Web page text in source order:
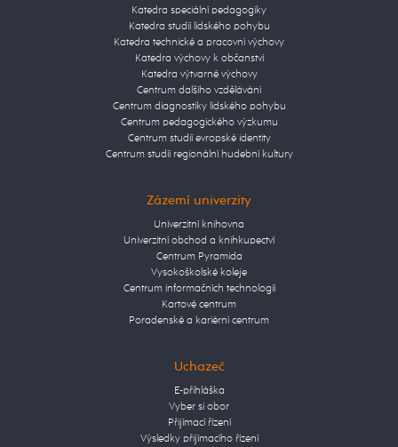
Katedra speciální pedagogiky
Katedra studií lidského pohybu
Katedra technické a pracovní výchovy
Katedra výchovy k občanství
Katedra výtvarné výchovy
Centrum dalšího vzdělávání
Centrum diagnostiky lidského pohybu
Centrum pedagogického výzkumu
Centrum studií evropské identity
Centrum studií regionální hudební kultury
Zázemí univerzity
Univerzitní knihovna
Univerzitní obchod a knihkupectví
Centrum Pyramida
Vysokoškolské koleje
Centrum informačních technologií
Kartové centrum
Poradenské a kariérní centrum
Uchazeč
E-přihláška
Vyber si obor
Přijímací řízení
Výsledky přijímacího řízení